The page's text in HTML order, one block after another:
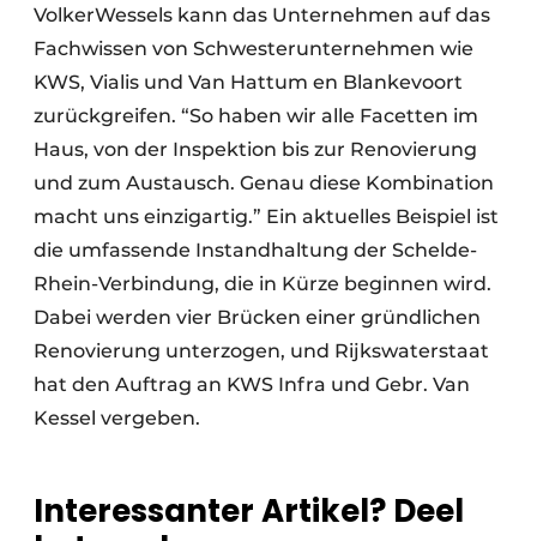
VolkerWessels kann das Unternehmen auf das
Fachwissen von Schwesterunternehmen wie
KWS, Vialis und Van Hattum en Blankevoort
zurückgreifen. “So haben wir alle Facetten im
Haus, von der Inspektion bis zur Renovierung
und zum Austausch. Genau diese Kombination
macht uns einzigartig.” Ein aktuelles Beispiel ist
die umfassende Instandhaltung der Schelde-
Rhein-Verbindung, die in Kürze beginnen wird.
Dabei werden vier Brücken einer gründlichen
Renovierung unterzogen, und Rijkswaterstaat
hat den Auftrag an KWS Infra und Gebr. Van
Kessel vergeben.
Interessanter Artikel? Deel